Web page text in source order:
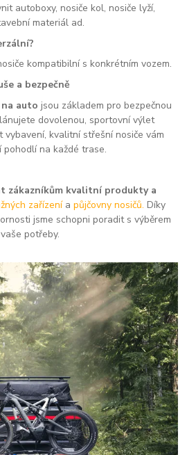
autoboxy, nosiče kol, nosiče lyží,
materiál ad.
kompatibilní s konkrétním vozem.
a bezpečně
auto jsou základem pro bezpečnou
dovolenou, sportovní výlet
kvalitní střešní nosiče vám
na každé trase.
zákazníkům kvalitní produkty a
zařízení apůjčovny nosičů. Díky
jsme schopni poradit s výběrem
potřeby.